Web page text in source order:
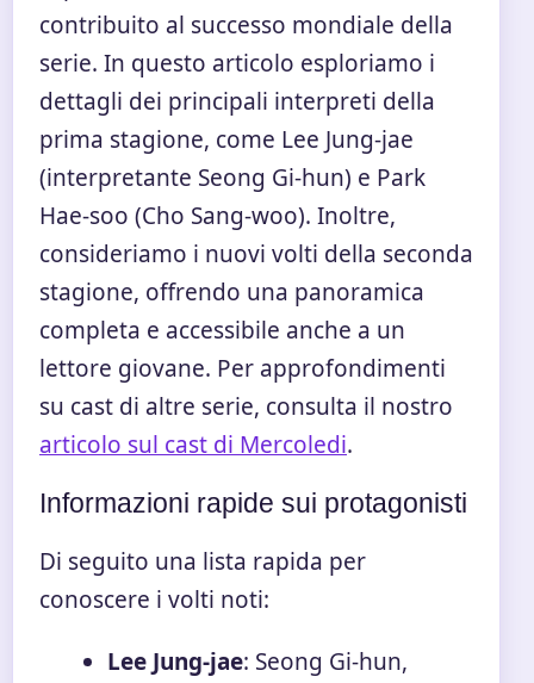
contribuito al successo mondiale della
serie. In questo articolo esploriamo i
dettagli dei principali interpreti della
prima stagione, come Lee Jung-jae
(interpretante Seong Gi-hun) e Park
Hae-soo (Cho Sang-woo). Inoltre,
consideriamo i nuovi volti della seconda
stagione, offrendo una panoramica
completa e accessibile anche a un
lettore giovane. Per approfondimenti
su cast di altre serie, consulta il nostro
articolo sul cast di Mercoledi.
Informazioni rapide sui protagonisti
Di seguito una lista rapida per
conoscere i volti noti:
Lee Jung-jae: Seong Gi-hun,